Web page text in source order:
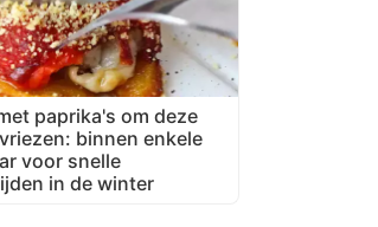
paprika's om deze
binnen enkele
voor snelle
in de winter